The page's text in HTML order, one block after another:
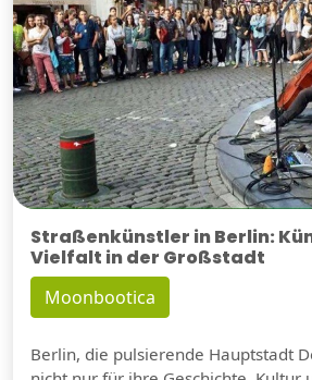
Straßenkünstler in Berlin:
Vielfalt in der Großstadt
Moonbootica
Berlin, die pulsierende Hauptstadt